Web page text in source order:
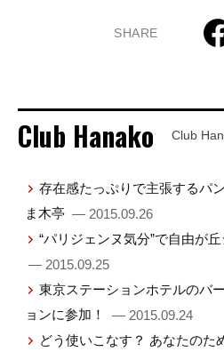
SHARE
Club Hanako Club
存在感たっぷりで主張するパ
ま木亭 — 2015.09.26
“パリジェンヌ気分”で自由が丘
— 2015.09.25
東京ステーションホテルのバ
ョンに参加！
— 2015.09.24
どう使いこなす？ あなたのた